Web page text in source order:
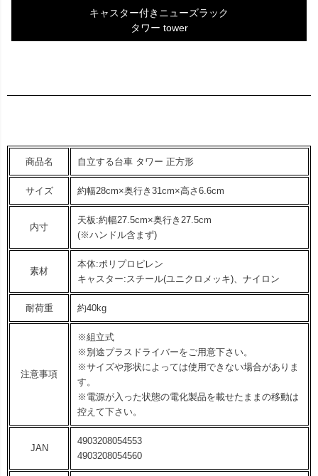
キャスター付きニューズラック
タワー tower
商品名 自立する台車 タワー 正方形
サイズ 約幅28cm×奥行き31cm×高さ6.6cm
内寸
天板:約幅27.5cm×奥行き27.5cm
(※ハンドル含まず)
素材
本体:ポリプロピレン
キャスター:スチール(ユニクロメッキ)、ナイロン
耐荷重 約40kg
注意事項
※組立式
※別途プラスドライバーをご用意下さい。
※サイズや形状によっては使用できない場合がありま
す。
※電源が入った状態の電化製品を載せたままの移動は
控えて下さい。
JAN
4903208054553
4903208054560